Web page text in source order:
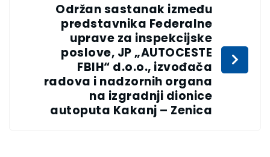
Održan sastanak između
predstavnika Federalne
uprave za inspekcijske
poslove, JP „AUTOCESTE
FBIH“ d.o.o., izvođača
radova i nadzornih organa
na izgradnji dionice
autoputa Kakanj – Zenica